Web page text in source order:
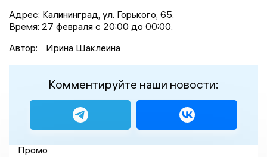
Адрес: Калининград, ул. Горького, 65.
Время: 27 февраля с 20:00 до 00:00.
Автор:
Ирина Шаклеина
Комментируйте наши новости:
Промо